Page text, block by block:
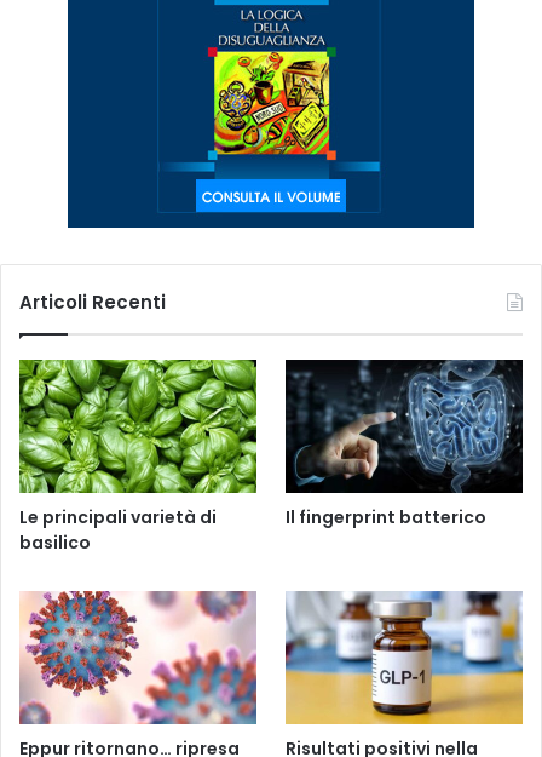
Articoli Recenti
Le principali varietà di
basilico
Il fingerprint batterico
Eppur ritornano… ripresa
Risultati positivi nella